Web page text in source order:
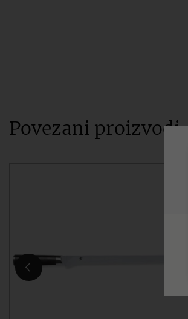
Povezani proizvodi